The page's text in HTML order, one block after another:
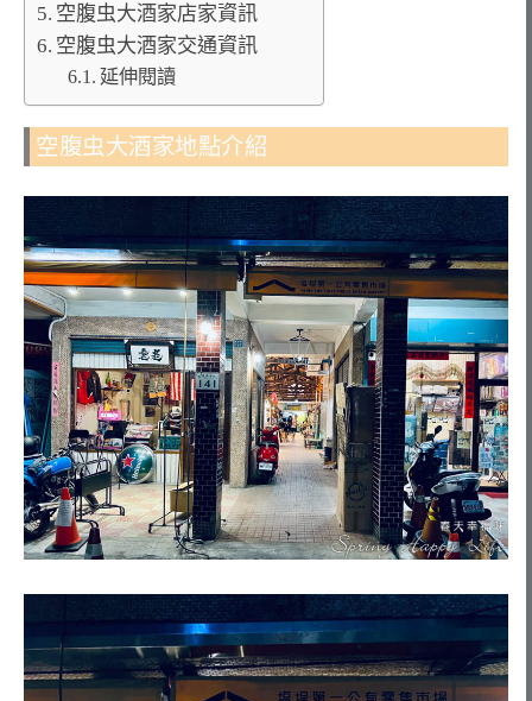
空腹虫大酒家店家資訊
空腹虫大酒家交通資訊
延伸閱讀
空腹虫大酒家地點介紹